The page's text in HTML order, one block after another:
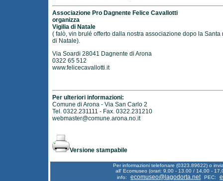
Associazione Pro Dagnente Felice Cavallotti
organizza
Vigilia di Natale
( falò, vin brulé offerto dalla nostra associazione dopo la Santa
di Natale).
Via Soardi 28041 Dagnente di Arona
0322 65 512
www.felicecavallotti.it
Per ulteriori informazioni:
Comune di Arona - Via San Carlo 2
Tel. 0322.231111 - Fax. 0322.231210
webmaster@comune.arona.no.it
Versione stampabile
Per informazioni telefonare (0323.89622) o
all' Ecomuseo (orari: 9,00 - 13.00 / 14,00 -
info:
ecomuseo@lagodorta.net PEC: